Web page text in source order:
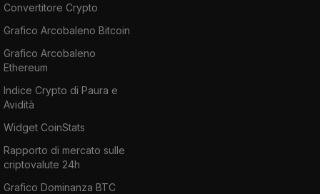
Convertitore Crypto
Grafico Arcobaleno Bitcoin
Grafico Arcobaleno
Ethereum
Indice Crypto di Paura e
Avidità
Widget CoinStats
Rapporto di mercato sulle
criptovalute 24h
Grafico Dominanza BTC